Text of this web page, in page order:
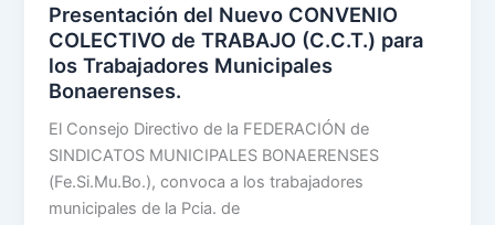
Presentación del Nuevo CONVENIO
COLECTIVO de TRABAJO (C.C.T.) para
los Trabajadores Municipales
Bonaerenses.
El Consejo Directivo de la FEDERACIÓN de
SINDICATOS MUNICIPALES BONAERENSES
(Fe.Si.Mu.Bo.), convoca a los trabajadores
municipales de la Pcia. de